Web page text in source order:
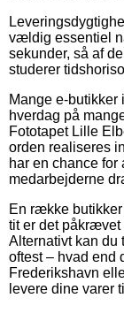
vældig essentiel
sekunder, så af
studerer
Mange e-
hverdag på
Fototapet Lille
orden realiseres
har en chance for
medarbejderne
En række
tit er det påkrævet
Alternativt kan du
oftest – hvad end
Frederikshavn
levere dine varer